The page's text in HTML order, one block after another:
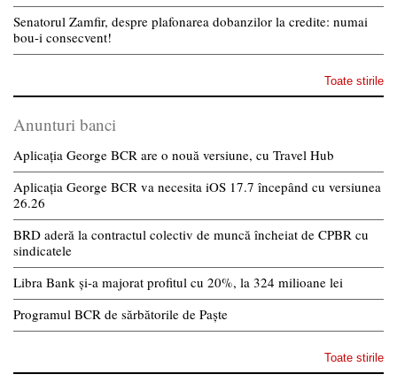
Senatorul Zamfir, despre plafonarea dobanzilor la credite: numai
bou-i consecvent!
Toate stirile
Anunturi banci
Aplicația George BCR are o nouă versiune, cu Travel Hub
Aplicația George BCR va necesita iOS 17.7 începând cu versiunea
26.26
BRD aderă la contractul colectiv de muncă încheiat de CPBR cu
sindicatele
Libra Bank și-a majorat profitul cu 20%, la 324 milioane lei
Programul BCR de sărbătorile de Paște
Toate stirile